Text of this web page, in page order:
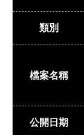
類別
檔案名稱
公開日期